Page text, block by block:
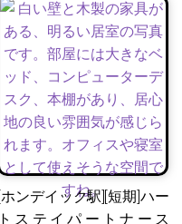
[ホンデイック駅][短期]ハー
トステイパートナース